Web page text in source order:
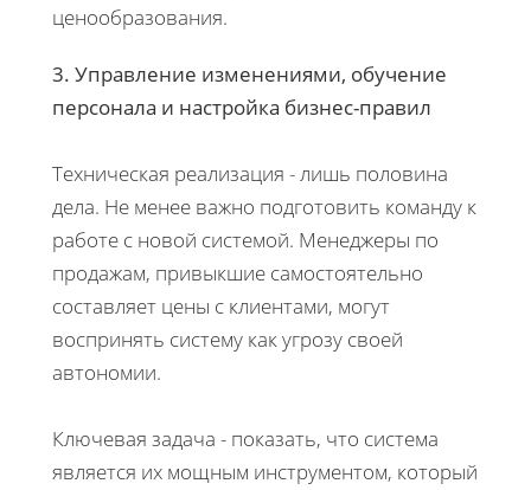
ценообразования.
3. Управление изменениями, обучение
персонала и настройка бизнес-правил
Техническая реализация - лишь половина
дела. Не менее важно подготовить команду к
работе с новой системой. Менеджеры по
продажам, привыкшие самостоятельно
составляет цены с клиентами, могут
воспринять систему как угрозу своей
автономии.
Ключевая задача - показать, что система
является их мощным инструментом, который